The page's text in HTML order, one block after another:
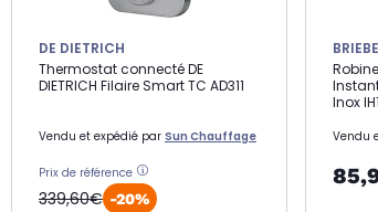
DE DIETRICH
Thermostat connecté DE
DIETRICH Filaire Smart TC AD311
Vendu et expédié par Sun Chauffage
Prix de référence
339,60€ -20%
BRIEBE
Inox
Vendu